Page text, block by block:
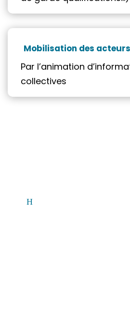
Mobilisation des
Par l’animation
collectives